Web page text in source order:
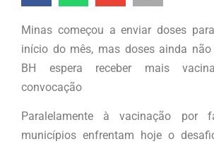
Minas começou a enviar doses
início do mês, mas doses ainda não
BH espera receber mais
convocação
Paralelamente à vacinação por
municípios enfrentam hoje o